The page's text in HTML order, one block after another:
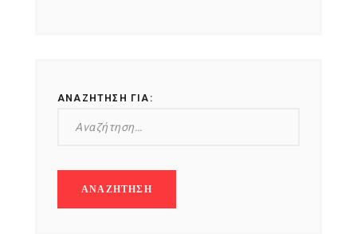
ΑΝΑΖΉΤΗΣΗ ΓΙΑ: